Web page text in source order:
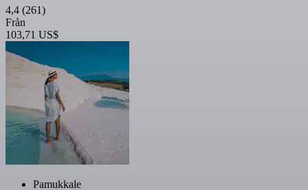
4,4 (261)
Från
103,71 US$
Pamukkale